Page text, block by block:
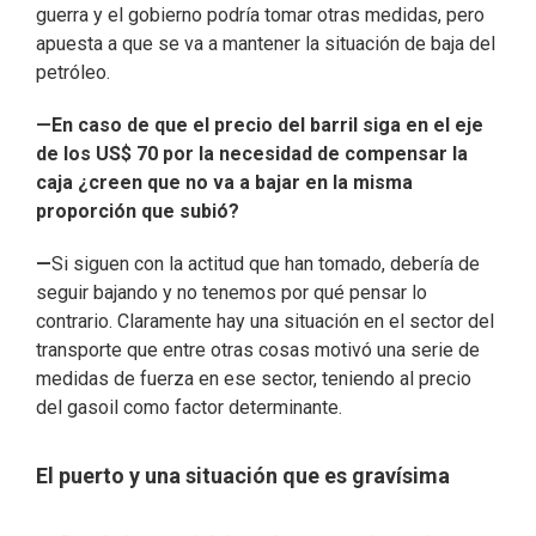
guerra y el gobierno podría tomar otras medidas, pero
apuesta a que se va a mantener la situación de baja del
petróleo.
—En caso de que el precio del barril siga en el eje
de los US$ 70 por la necesidad de compensar la
caja ¿creen que no va a bajar en la misma
proporción que subió?
—Si siguen con la actitud que han tomado, debería de
seguir bajando y no tenemos por qué pensar lo
contrario. Claramente hay una situación en el sector del
transporte que entre otras cosas motivó una serie de
medidas de fuerza en ese sector, teniendo al precio
del gasoil como factor determinante.
El puerto y una situación que es gravísima